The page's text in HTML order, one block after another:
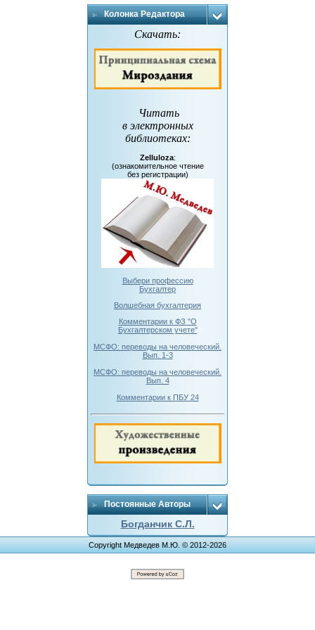
Колонка Редактора
Скачать:
Читать
в электронных
библиотеках:
Zelluloza:
(ознакомительное чтение
без регистрации)
Выбери профессию
Бухгалтер
Волшебная бухгалтерия
Комментарии к ФЗ "О
Бухгалтерском учете"
МСФО: переводы на человеческий.
Вып. 1-3
МСФО: переводы на человеческий.
Вып. 4
Комментарии к ПБУ 24
Постоянные Авторы
Богданчик С.Л.
Copyright Медведев М.Ю. © 2012-2026